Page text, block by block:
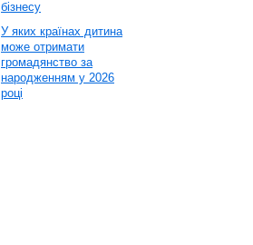
бізнесу
У яких країнах дитина
може отримати
громадянство за
народженням у 2026
році